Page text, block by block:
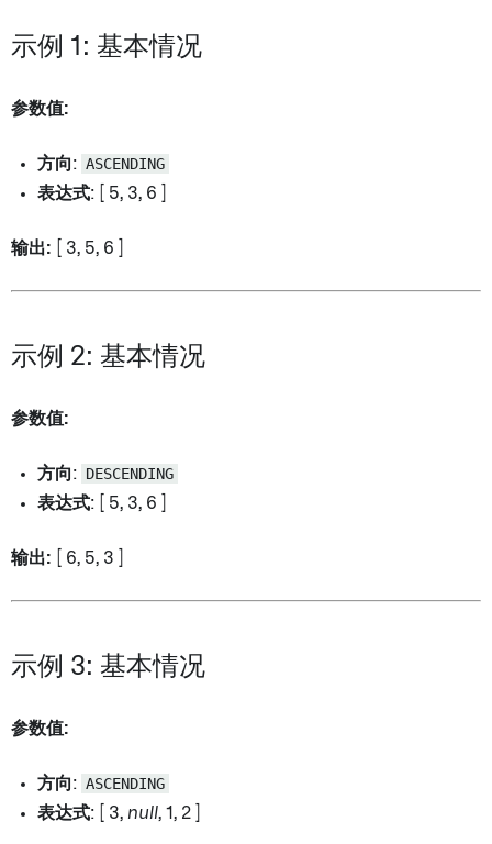
示例 1: 基本情况
参数值:
方向: ASCENDING
表达式: [ 5, 3, 6 ]
输出: [ 3, 5, 6 ]
示例 2: 基本情况
参数值:
方向: DESCENDING
表达式: [ 5, 3, 6 ]
输出: [ 6, 5, 3 ]
示例 3: 基本情况
参数值:
方向: ASCENDING
表达式: [ 3, null, 1, 2 ]